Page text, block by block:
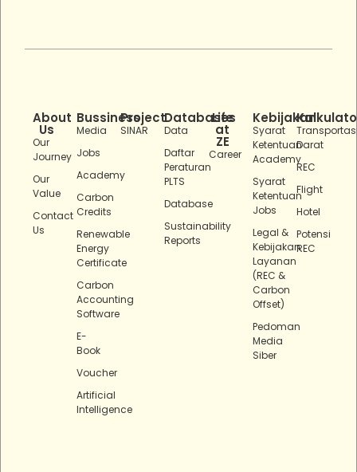
About
Us
Our
Journey
Our
Value
Contact
Us
Bussiness
Media
Jobs
Academy
Carbon
Credits
Renewable
Energy
Certificate
Carbon
Accounting
Software
E-
Book
Voucher
Artificial
Intelligence
Project
SINAR
Databases
Data
Daftar
Peraturan
PLTS
Database
Sustainability
Reports
Life
at
ZE
Career
Kebijakan
Syarat
Ketentuan
Academy
Syarat
Ketentuan
Jobs
Legal &
Kebijakan
Layanan
(REC &
Carbon
Offset)
Pedoman
Media
Siber
Darat
REC
Flight
Hotel
Potensi
REC